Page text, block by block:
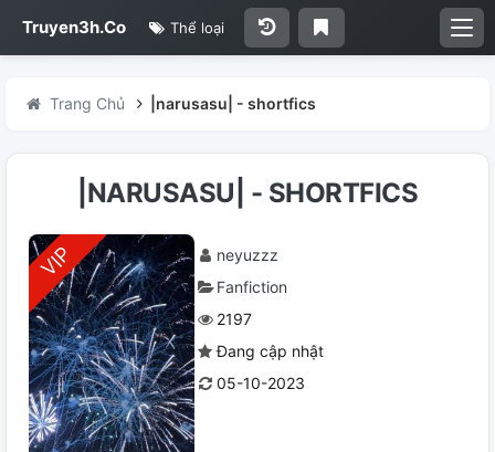
Truyen3h.Co Thể loại
Trang Chủ |narusasu| - shortfics
|NARUSASU| - SHORTFICS
neyuzzz
Fanfiction
2197
Đang cập nhật
05-10-2023